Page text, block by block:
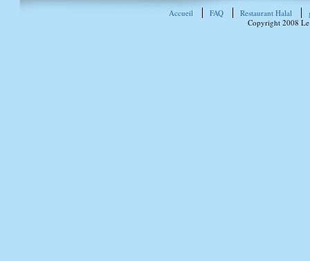
Accueil FAQ Restaurant Halal
Copyright 2008